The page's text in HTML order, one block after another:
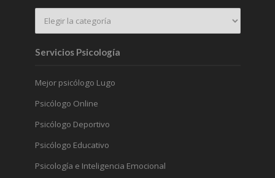
Servicios Psicología
Mejor psicólogo Lugo
Psicólogo Online
Psicólogo Deportivo
Psicólogo Educativo
Psicología e Inteligencia Emocional